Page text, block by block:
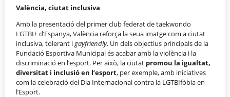
València, ciutat inclusiva
Amb la presentació del primer club federat de taekwondo
LGTBI+ d’Espanya, València reforça la seua imatge com a ciutat
inclusiva, tolerant igayfriendly. Un dels objectius principals de la
Fundació Esportiva Municipal és acabar amb la violència i la
discriminació en l’esport. Per això, la ciutat promou la igualtat,
diversitat i inclusió en l’esport, per exemple, amb iniciatives
com la celebració del Dia Internacional contra la LGTBIfòbia en
l’Esport.